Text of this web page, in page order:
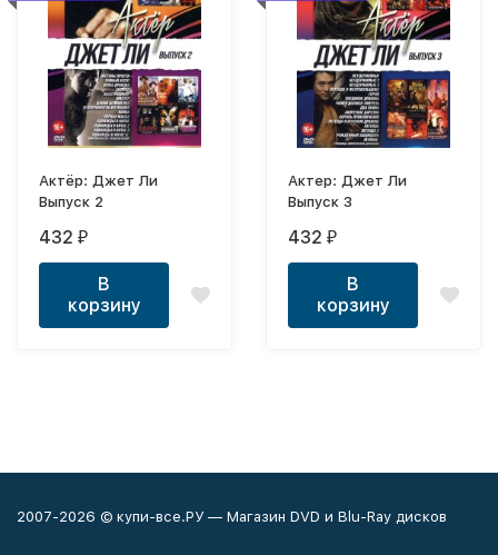
Актёр: Джет Ли
Выпуск 2
432 ₽
В
корзину
Актер: Джет Ли
Выпуск 3
432 ₽
В
корзину
2007-2026 © купи-все.РУ — Магазин DVD и Blu-Ray дисков